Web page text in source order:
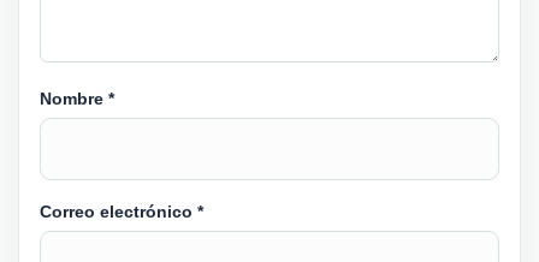
Nombre *
Correo electrónico *